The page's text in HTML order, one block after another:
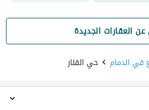
عن العقارات الجديدة
في الدمام
حي الفنار